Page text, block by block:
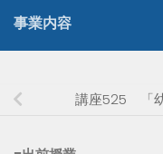
事業内容
講座525 「